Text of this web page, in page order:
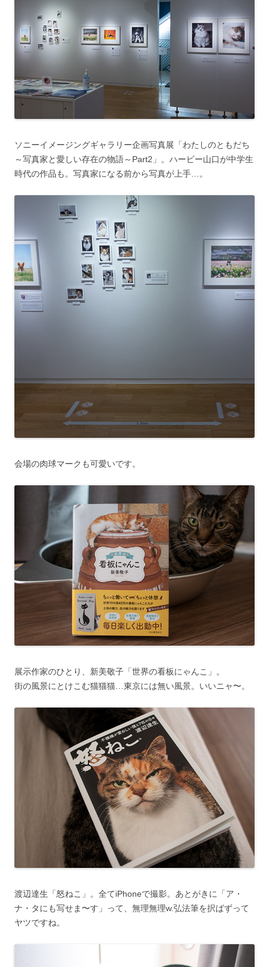
ソニーイメージングギャラリー企画写真展「わたしのともだち
～写真家と愛しい存在の物語～Part2」。ハービー山口が中学生
時代の作品も。写真家になる前から写真が上手…。
会場の肉球マークも可愛いです。
展示作家のひとり、新美敬子「世界の看板にゃんこ」。
街の風景にとけこむ猫猫猫…東京には無い風景。いいニャ〜。
渡辺達生「怒ねこ」。全てiPhoneで撮影。あとがきに「ア・
ナ・タにも写せま〜す」って、無理無理w.弘法筆を択ばずって
ヤツですね。